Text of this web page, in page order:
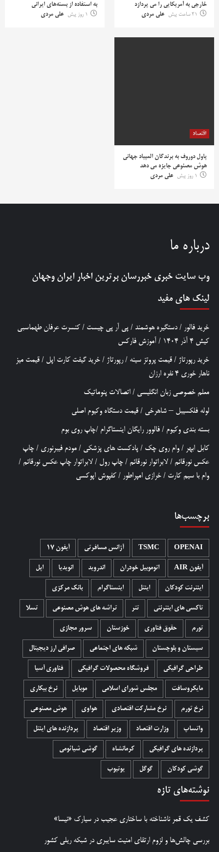
خارجی به آمریکایی را می پردازد
21 ساعت پیش
علی مردی
به استفاده از بسته‌های ایرانی
1 روز پیش
علی مردی
اقتصاد
پاول دوروف به برندگان المپیاد جهانی
هوش مصنوعی جایزه می دهد
1 روز پیش
علی مردی
درباره ما
وب سایت خبری خبررسان برترین اخبار ایران وجهان
لینک های مفید
خرید فالور / دستگیره هوشمند / پی آر پی چیست / کنسرت عرفان طهماسبی
کیش 4 آذر 1404
/ آموزش فارکس
خرید رپورتاژ / قیمت پروتز سینه /رپورتاژ / خرید گیفت کارت اپل / قیمت میز
ناهار خوری 4 نفره ارزان
معلم خصوصی زبان انگلیسی / اتصالات پنوماتیک
لوله فلکسیبل – شاهرخی / قیمت دستگاه وکیوم اصلی
بسته بندی وکیوم / فالوور رایگان اینستاگرام /چاپ روی بوم
کابل ابهر / وام روی چک / پادکست های پزشکی / مودم فیبرنوری / چاپ
عکس نورقائم / لابراتوار نورقائم / چاپ رول / لابراتوار چاپ عکس نورقائم /
وام با سیم کارت / خرازی امپراطور / کفپوش اپوکسی
برچسب‌ها
OPENAI
TSMC آژانس مسافرتی آیفون 17
آیفون AIR اتوموبیل خودران اندروید انویدیا اپل
اینترنت کودکان اینتل اینستاگرام بانک مرکزی
تاکسی های اینترنتی تتر تراشه های هوش مصنوعی تسلا
تورم حقوق فناوری خوزستان سرور مجازی
سیستان و بلوچستان شبکه های اجتماعی صرافی ارز دیجیتال
طراحی گرافیکی فروشگاه محصولات گرافيکی فناوری آسیا
مایکروسافت مجلس شورای اسلامی موبایل نرخ بیکاری
نرخ تورم نرخ مشارکت اقتصادی هواوی هوش مصنوعی
واتساپ وزارت اقتصاد وزیر اقتصاد پردازنده های اینتل
پردازنده های گرافیکی کرمانشاه گوشی شیائومی
گوشی کودکان گوگل یوتیوب
نوشته‌های تازه
کشف یک قمر ناشناخته با ساختاری عجیب در سیارک «نیسا»
بررسی چالش‌ها و لزوم ارتقای امنیت سایبری در شبکه ریلی کشور